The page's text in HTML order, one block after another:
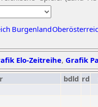
Burgenland
Elo-Zeitreihe, Grafik
bdld rd